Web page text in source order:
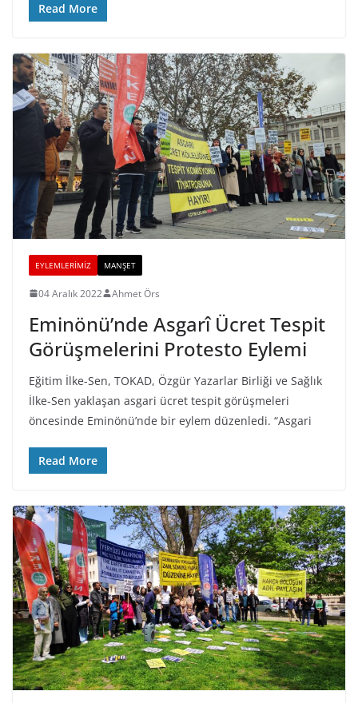
Read More
EYLEMLERIMIZ MANŞET
04 Aralık 2022 Ahmet Örs
Eminönü’nde Asgarî Ücret Tespit
Görüşmelerini Protesto Eylemi
Eğitim İlke-Sen, TOKAD, Özgür Yazarlar Birliği ve Sağlık
İlke-Sen yaklaşan asgari ücret tespit görüşmeleri
öncesinde Eminönü’nde bir eylem düzenledi. “Asgari
Read More